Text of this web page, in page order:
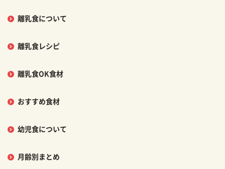
離乳食について
離乳食レシピ
離乳食OK食材
おすすめ食材
幼児食について
月齢別まとめ